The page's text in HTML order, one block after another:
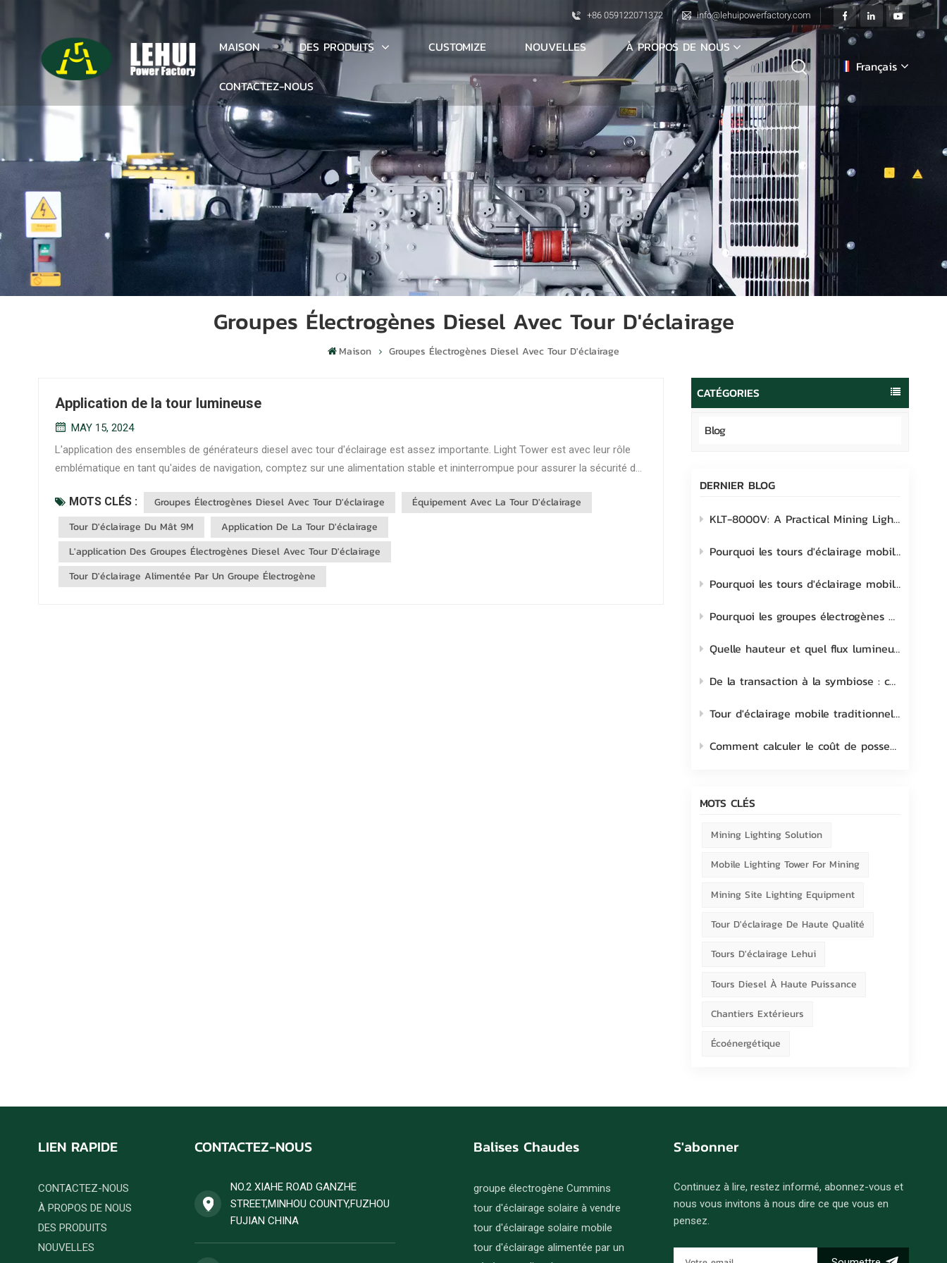
+86 059122071372 info@lehuipowerfactory.com
MAISON DES PRODUITS CUSTOMIZE NOUVELLES À PROPOS DE NOUS
CONTACTEZ-NOUS
Français
English
français
italiano
русский
Melayu
Groupes Électrogènes Diesel Avec Tour D'éclairage
Maison Groupes Électrogènes Diesel Avec Tour D'éclairage
CATÉGORIES
Blog
DERNIER BLOG
KLT-8000V: A Practical Mining Lighting Solution Built for Real-World Site Challenges
Pourquoi les tours d'éclairage mobiles Lehui sont le choix idéal pour les chantiers industriels
Pourquoi les tours d'éclairage mobiles transforment les chantiers extérieurs modernes
Pourquoi les groupes électrogènes mobiles pour tours d'éclairage sont-ils à prendre en considération ?
Quelle hauteur et quel flux lumineux choisir pour une tour d'éclairage mobile ?
De la transaction à la symbiose : comment cultiver et renforcer le lien avec le client
Tour d'éclairage mobile traditionnelle à halogénures métalliques vs LED
Comment calculer le coût de possession d'une tour d'éclairage mobile ?
MOTS CLÉS
Mining Lighting Solution
Mobile Lighting Tower For Mining
Mining Site Lighting Equipment
Tour D'éclairage De Haute Qualité
Tours D'éclairage Lehui
Tours Diesel À Haute Puissance
Chantiers Extérieurs
Écoénergétique
Application de la tour lumineuse
MAY 15, 2024
L'application des ensembles de générateurs diesel avec tour d'éclairage est assez importante. Light Tower est avec leur rôle
emblématique en tant qu'aides de navigation, comptez sur une alimentation stable et ininterrompue pour assurer la sécurité de
MOTS CLÉS : Groupes Électrogènes Diesel Avec Tour D'éclairage
Équipement Avec La Tour D'éclairage
Tour D'éclairage Du Mât 9M
Application De La Tour D'éclairage
L'application Des Groupes Électrogènes Diesel Avec Tour D'éclairage
Tour D'éclairage Alimentée Par Un Groupe Électrogène
LIEN RAPIDE
CONTACTEZ-NOUS
À PROPOS DE NOUS
DES PRODUITS
NOUVELLES
CONTACTEZ-NOUS
NO.2 XIAHE ROAD GANZHE
STREET,MINHOU COUNTY,FUZHOU
FUJIAN CHINA
Balises Chaudes
groupe électrogène Cummins
tour d'éclairage solaire à vendre
tour d'éclairage solaire mobile
tour d'éclairage alimentée par un
S'abonner
Continuez à lire, restez informé, abonnez-vous et
nous vous invitons à nous dire ce que vous en
pensez.